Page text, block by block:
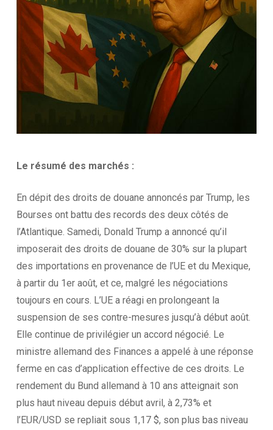
Le résumé des marchés :
En dépit des droits de douane annoncés par Trump, les
Bourses ont battu des records des deux côtés de
l’Atlantique. Samedi, Donald Trump a annoncé qu’il
imposerait des droits de douane de 30% sur la plupart
des importations en provenance de l’UE et du Mexique,
à partir du 1er août, et ce, malgré les négociations
toujours en cours. L’UE a réagi en prolongeant la
suspension de ses contre-mesures jusqu’à début août.
Elle continue de privilégier un accord négocié. Le
ministre allemand des Finances a appelé à une réponse
ferme en cas d’application effective de ces droits. Le
rendement du Bund allemand à 10 ans atteignait son
plus haut niveau depuis début avril, à 2,73% et
l’EUR/USD se repliait sous 1,17 $, son plus bas niveau